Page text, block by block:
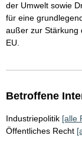
der Umwelt sowie
für eine
außer zur Stärkung
EU.
Betroffene
Industriepolitik [alle
Öffentliches Recht